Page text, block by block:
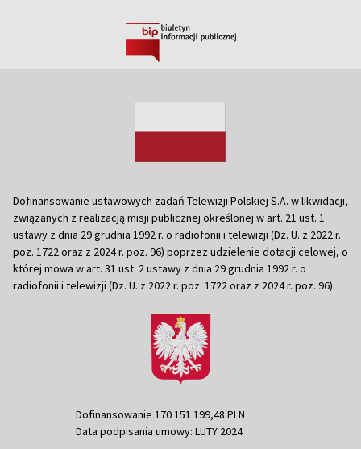
Dofinansowanie ustawowych zadań Telewizji Polskiej S.A. w likwidacji,
związanych z realizacją misji publicznej określonej w art. 21 ust. 1
ustawy z dnia 29 grudnia 1992 r. o radiofonii i telewizji (Dz. U. z 2022 r.
poz. 1722 oraz z 2024 r. poz. 96) poprzez udzielenie dotacji celowej, o
której mowa w art. 31 ust. 2 ustawy z dnia 29 grudnia 1992 r. o
radiofonii i telewizji (Dz. U. z 2022 r. poz. 1722 oraz z 2024 r. poz. 96)
Dofinansowanie 170 151 199,48 PLN
Data podpisania umowy: LUTY 2024